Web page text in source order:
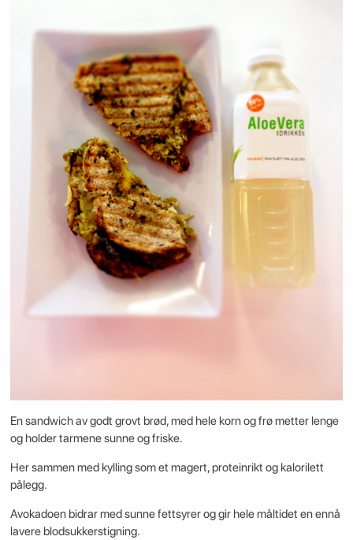
En sandwich av godt grovt brød, med hele korn og frø metter lenge
og holder tarmene sunne og friske.
Her sammen med kylling som et magert, proteinrikt og kalorilett
pålegg.
Avokadoen bidrar med sunne fettsyrer og gir hele måltidet en ennå
lavere blodsukkerstigning.